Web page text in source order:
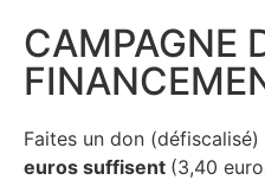
CAMPAGNE
Faites un don (défiscalisé)
euros suffisent (3,40